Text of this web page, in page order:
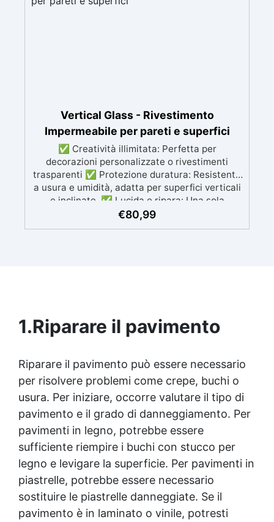
resistente ai raggi UV, duraturo e con finitura
Vertical Glass - Rivestimento
Impermeabile per pareti e superfici
✅ Creatività illimitata: Perfetta per
decorazioni personalizzate o rivestimenti
trasparenti ✅ Protezione duratura: Resistente
a usura e umidità, adatta per superfici verticali
e inclinate. ✅ Lucida e ripara: Una sola
applicazione per una superficie brillante, liscia
€80,99
1.Riparare il pavimento
Riparare il pavimento può essere necessario
per risolvere problemi come crepe, buchi o
usura. Per iniziare, occorre valutare il tipo di
pavimento e il grado di danneggiamento. Per
pavimenti in legno, potrebbe essere
sufficiente riempire i buchi con stucco per
legno e levigare la superficie. Per pavimenti in
piastrelle, potrebbe essere necessario
sostituire le piastrelle danneggiate. Se il
pavimento è in laminato o vinile, potresti